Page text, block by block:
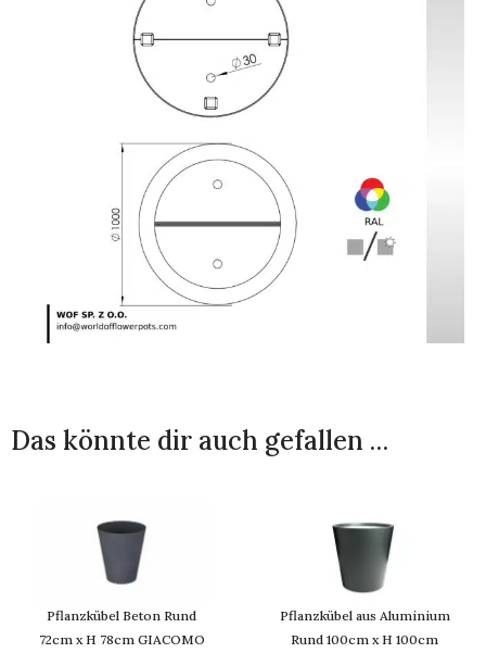
Das könnte dir auch gefallen …
Pflanzkübel Beton Rund
72cm x H 78cm GIACOMO
Pflanzkübel aus Aluminium
Rund 100cm x H 100cm